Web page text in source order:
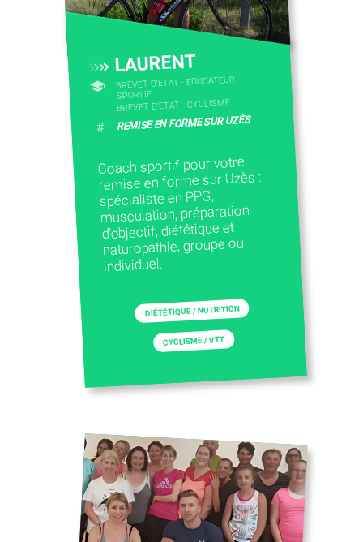
LAURENT
BREVET D'ETAT - EDUCATEUR
SPORTIF
BREVET D'ETAT - CYCLISME
# REMISE EN FORME SUR UZÈS
Coach sportif pour votre
remise en forme sur Uzès :
spécialiste en PPG,
musculation, préparation
d'objectif, diététique et
naturopathie, groupe ou
individuel.
DIÉTÉTIQUE / NUTRITION
CYCLISME / VTT